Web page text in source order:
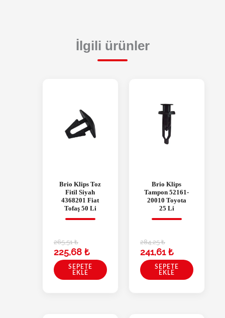
İlgili ürünler
Brio Klips Toz
Fitil Siyah
4368201 Fiat
Tofaş 50 Li
265,51₺
225,68 ₺
SEPETE
EKLE
Brio Klips
Tampon 52161-
20010 Toyota
25 Li
284,25₺
241,61₺
SEPETE
EKLE